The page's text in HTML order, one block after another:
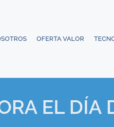
OFERTA VALOR
EL DÍA